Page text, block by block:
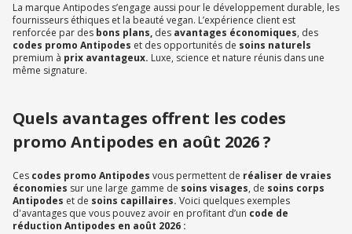
La marque Antipodes s’engage aussi pour le développement durable, les
fournisseurs éthiques et la beauté vegan. L’expérience client est
renforcée par des bons plans, des avantages économiques, des
codes promo Antipodes et des opportunités de soins naturels
premium à prix avantageux. Luxe, science et nature réunis dans une
même signature.
Quels avantages offrent les codes
promo Antipodes en août 2026 ?
Ces codes promo Antipodes vous permettent de réaliser de vraies
économies sur une large gamme de soins visages, de soins corps
Antipodes et de soins capillaires. Voici quelques exemples
d'avantages que vous pouvez avoir en profitant d’un code de
réduction Antipodes en août 2026 :